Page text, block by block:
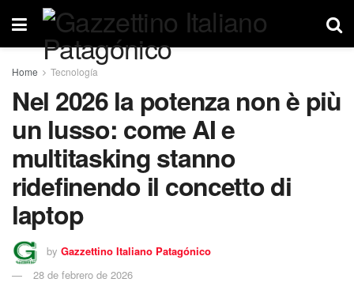
Home Tecnología
Nel 2026 la potenza non è più
un lusso: come AI e
multitasking stanno
ridefinendo il concetto di
laptop
by Gazzettino Italiano Patagónico
28 de febrero de 2026